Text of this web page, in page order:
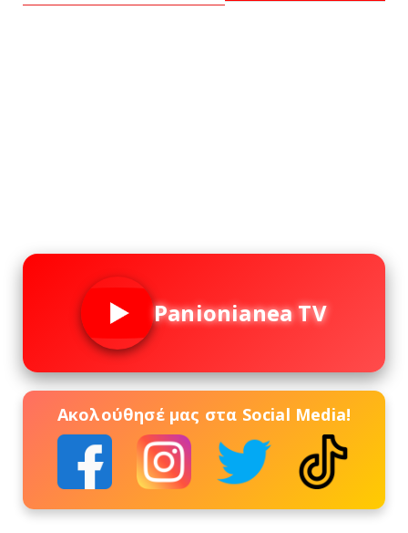
Panionianea TV
Ακολούθησέ μας στα Social Media!